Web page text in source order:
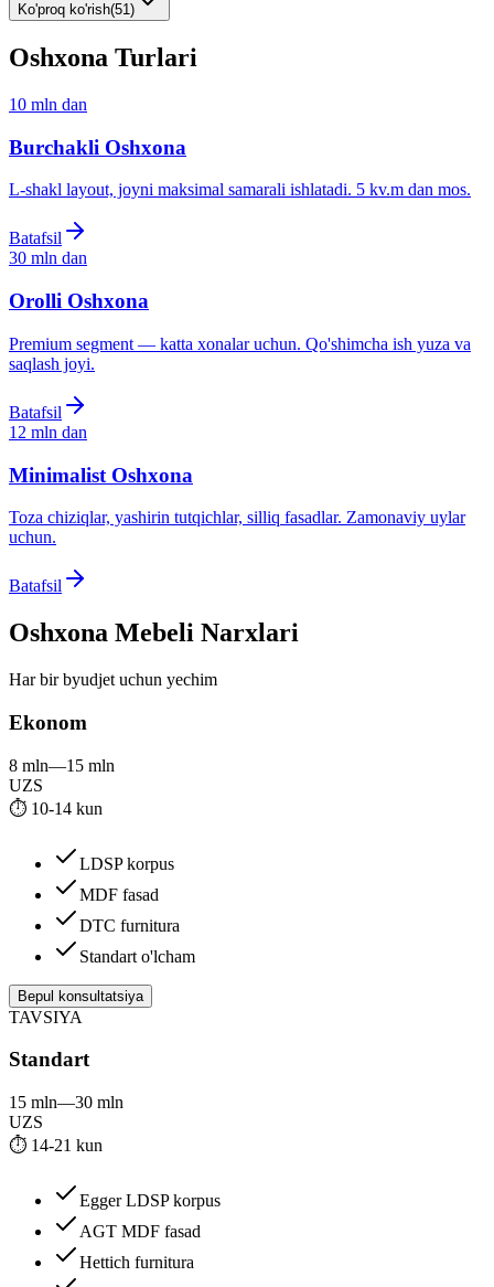
Ko'proq ko'rish(51)
Oshxona Turlari
10 mln dan
Burchakli Oshxona
L-shakl layout, joyni maksimal samarali ishlatadi. 5 kv.m dan mos.
Batafsil
30 mln dan
Orolli Oshxona
Premium segment — katta xonalar uchun. Qo'shimcha ish yuza va
saqlash joyi.
Batafsil
12 mln dan
Minimalist Oshxona
Toza chiziqlar, yashirin tutqichlar, silliq fasadlar. Zamonaviy uylar
uchun.
Batafsil
Oshxona Mebeli Narxlari
Har bir byudjet uchun yechim
Ekonom
8 mln—15 mln
UZS
⏱ 10-14 kun
LDSP korpus
MDF fasad
DTC furnitura
Standart o'lcham
Bepul konsultatsiya
TAVSIYA
Standart
15 mln—30 mln
UZS
⏱ 14-21 kun
Egger LDSP korpus
AGT MDF fasad
Hettich furnitura